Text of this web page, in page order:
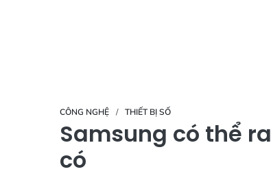
CÔNG NGHỆ THIẾT BỊ SỐ
Samsung có thể
có